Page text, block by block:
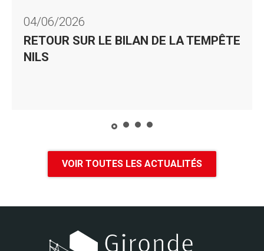
04/06/2026
RETOUR SUR LE BILAN DE LA TEMPÊTE
NILS
VOIR TOUTES LES ACTUALITÉS